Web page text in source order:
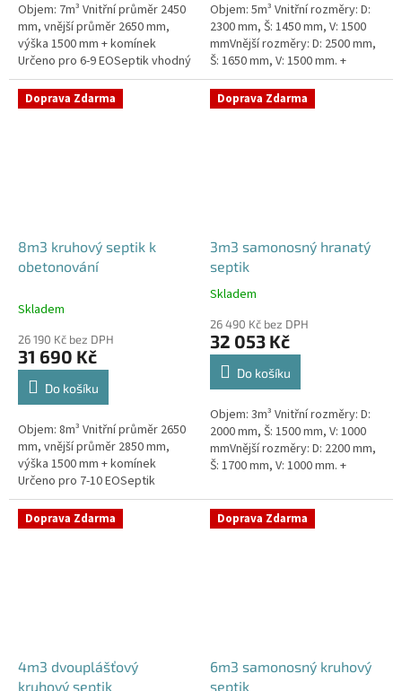
Objem: 7m³ Vnitřní průměr 2450
mm, vnější průměr 2650 mm,
výška 1500 mm + komínek
Určeno pro 6-9 EOSeptik vhodný
pod parkovací stání,
komunikace a do jílovité
zeminyPrůměr...
Objem: 5m³ Vnitřní rozměry: D:
2300 mm, Š: 1450 mm, V: 1500
mmVnější rozměry: D: 2500 mm,
Š: 1650 mm, V: 1500 mm. +
komínek Určeno pro 4-6
EOSeptik vhodný pod parkovací
stání,...
Doprava Zdarma
8m3 kruhový septik k
obetonování
Skladem
26 190 Kč bez DPH
31 690 Kč
Do košíku
Objem: 8m³ Vnitřní průměr 2650
mm, vnější průměr 2850 mm,
výška 1500 mm + komínek
Určeno pro 7-10 EOSeptik
vhodný pod parkovací stání,
komunikace a do jílovité...
Doprava Zdarma
3m3 samonosný hranatý
septik
Průměrné
produktu
je
4,3
hvězdiček.
Skladem
26 490 Kč bez DPH
32 053 Kč
Do košíku
Objem: 3m³ Vnitřní rozměry: D:
2000 mm, Š: 1500 mm, V: 1000
mmVnější rozměry: D: 2200 mm,
Š: 1700 mm, V: 1000 mm. +
EOKvalitní, pevný septik bez
potřeby...
Doprava Zdarma
4m3 dvouplášťový
kruhový septik
Doprava Zdarma
6m3 samonosný kruhový
septik